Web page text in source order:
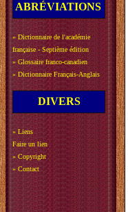
ABRÉVIATIONS
» Dictionnaire de l'académie
française - Septième édition
» Glossaire franco-canadien
» Dictionnaire Français-Anglais
DIVERS
» Liens
Faire un lien
» Copyright
» Contact